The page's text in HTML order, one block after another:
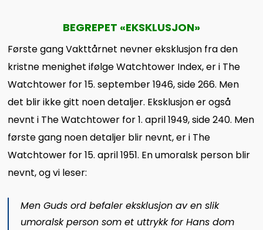
BEGREPET «EKSKLUSJON»
Første gang Vakttårnet nevner eksklusjon fra den
kristne menighet ifølge Watchtower Index, er i The
Watchtower for 15. september 1946, side 266. Men
det blir ikke gitt noen detaljer. Eksklusjon er også
nevnt i The Watchtower for 1. april 1949, side 240. Men
første gang noen detaljer blir nevnt, er i The
Watchtower for 15. april 1951. En umoralsk person blir
nevnt, og vi leser:
Men Guds ord befaler eksklusjon av en slik
umoralsk person som et uttrykk for Hans dom